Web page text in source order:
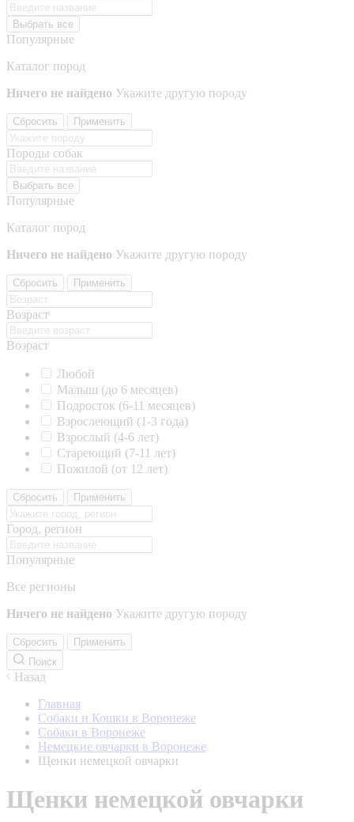
Выбрать все
Популярные
Каталог пород
Ничего не найдено Укажите другую породу
Сбросить Применить
Породы собак
Выбрать все
Популярные
Каталог пород
Ничего не найдено Укажите другую породу
Сбросить Применить
Возраст
Возраст
Любой
Малыш (до 6 месяцев)
Подросток (6-11 месяцев)
Взрослеющий (1-3 года)
Взрослый (4-6 лет)
Стареющий (7-11 лет)
Пожилой (от 12 лет)
Сбросить Применить
Город, регион
Популярные
Все регионы
Ничего не найдено Укажите другую породу
Сбросить
Применить
Поиск
Назад
Главная
Собаки и Кошки в Воронеже
Собаки в Воронеже
Немецкие овчарки в Воронеже
Щенки немецкой овчарки
Щенки немецкой овчарки